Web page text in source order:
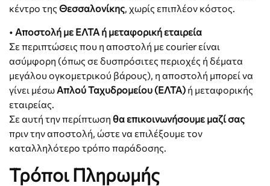
κέντρο της Θεσσαλονίκης, χωρίς επιπλέον κόστος.
• Αποστολή με ΕΛΤΑ ή μεταφορική εταιρεία
Σε περιπτώσεις που η αποστολή με courier είναι
ασύμφορη (όπως σε δυσπρόσιτες περιοχές ή δέματα
μεγάλου ογκομετρικού βάρους), η αποστολή μπορεί να
γίνει μέσωΑπλού Ταχυδρομείου (ΕΛΤΑ) ή μεταφορικής
εταιρείας.
Σε αυτή την περίπτωση θα επικοινωνήσουμε μαζί σας
πριν την αποστολή, ώστε να επιλέξουμε τον
καταλληλότερο τρόπο παράδοσης.
Τρόποι Πληρωμής